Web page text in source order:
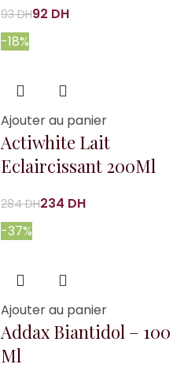
93DH92 DH
-18%
Ajouter au panier
Actiwhite Lait
Eclaircissant 200Ml
284DH234 DH
-37%
Ajouter au panier
Addax Biantidol – 100
Ml